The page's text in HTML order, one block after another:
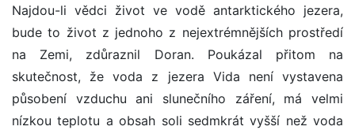
Najdou-li vědci život ve vodě antarktického jezera,
bude to život z jednoho z nejextrémnějších prostředí
na Zemi, zdůraznil Doran. Poukázal přitom na
skutečnost, že voda z jezera Vida není vystavena
působení vzduchu ani slunečního záření, má velmi
nízkou teplotu a obsah soli sedmkrát vyšší než voda